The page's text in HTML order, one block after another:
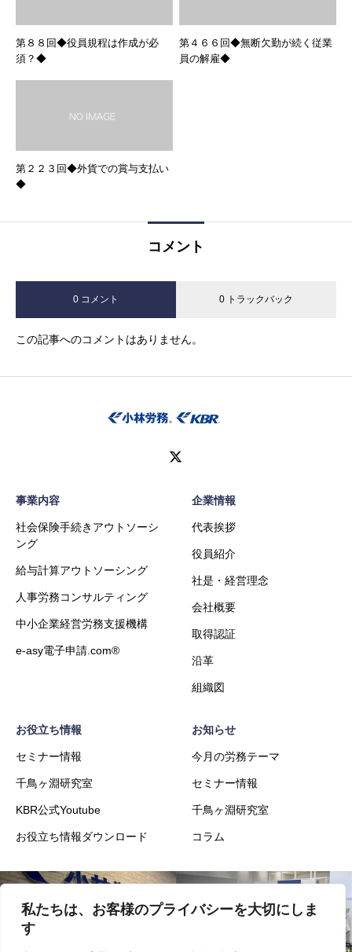
私たちは、お客様のプライバシーを大切にしま
す
第８８回◆役員規程は作成が必
須？◆
第４６６回◆無断欠勤が続く従業
員の解雇◆
第２２３回◆外貨での賞与支払い
◆
コメント
0 コメント 0 トラックバック
この記事へのコメントはありません。
事業内容
社会保険手続きアウトソーシ
ング
給与計算アウトソーシング
人事労務コンサルティング
中小企業経営労務支援機構
e-asy電子申請.com®
企業情報
代表挨拶
役員紹介
社是・経営理念
会社概要
取得認証
沿革
組織図
お役立ち情報
セミナー情報
千鳥ヶ淵研究室
KBR公式Youtube
お役立ち情報ダウンロード
お知らせ
今月の労務テーマ
セミナー情報
千鳥ヶ淵研究室
コラム
会社概要 事業内容